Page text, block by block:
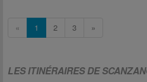
« 1 2 3 »
LES ITINÉRAIRES DE